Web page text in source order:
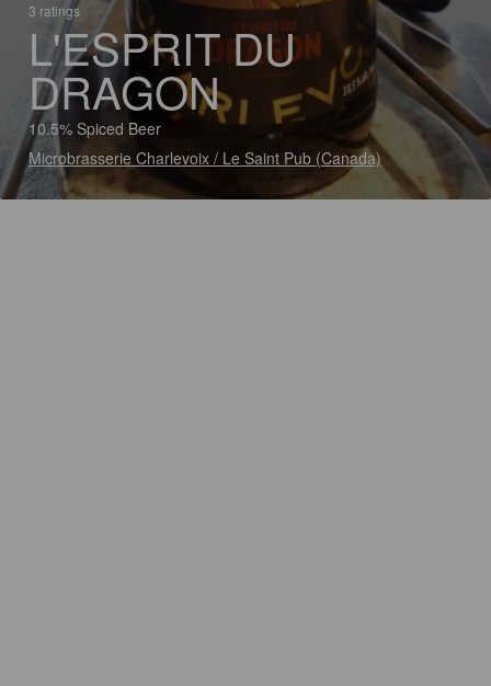
3 ratings
L'ESPRIT DU
DRAGON
10.5% Spiced Beer
Microbrasserie Charlevoix / Le Saint Pub (Canada)